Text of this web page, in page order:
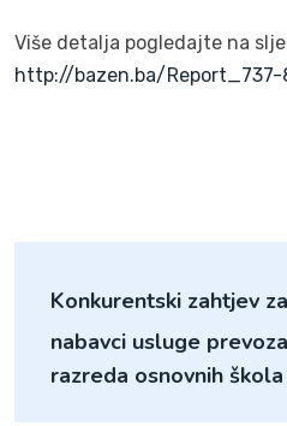
Više detalja pogledajte na
http://bazen.ba/
Konkurentski zahtjev
nabavci usluge
razreda osnovnih